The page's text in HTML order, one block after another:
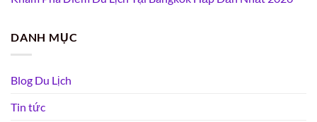
DANH MỤC
Blog Du Lịch
Tin tức